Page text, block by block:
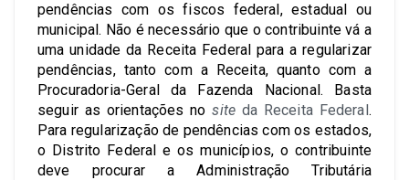
pendências com os fiscos federal, estadual ou
municipal. Não é necessário que o contribuinte vá a
uma unidade da Receita Federal para a regularizar
pendências, tanto com a Receita, quanto com a
Procuradoria-Geral da Fazenda Nacional. Basta
seguir as orientações nosite da Receita Federal.
Para regularização de pendências com os estados,
o Distrito Federal e os municípios, o contribuinte
deve procurar a Administração Tributária